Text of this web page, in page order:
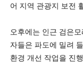
어 지역 관광지 보전
오후에는 인근 검은
자들은 파도에 밀려
환경 개선 작업을 진